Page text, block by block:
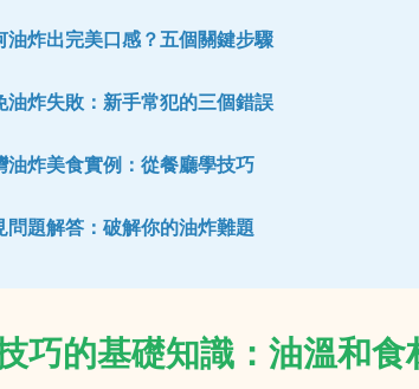
油炸出完美口感？五個關鍵步驟
油炸失敗：新手常犯的三個錯誤
油炸美食實例：從餐廳學技巧
問題解答：破解你的油炸難題
巧的基礎知識：油溫和食